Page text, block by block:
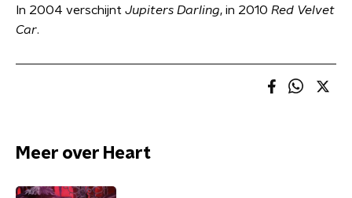
In 2004 verschijnt Jupiters Darling, in 2010 Red Velvet
Car.
Meer over Heart